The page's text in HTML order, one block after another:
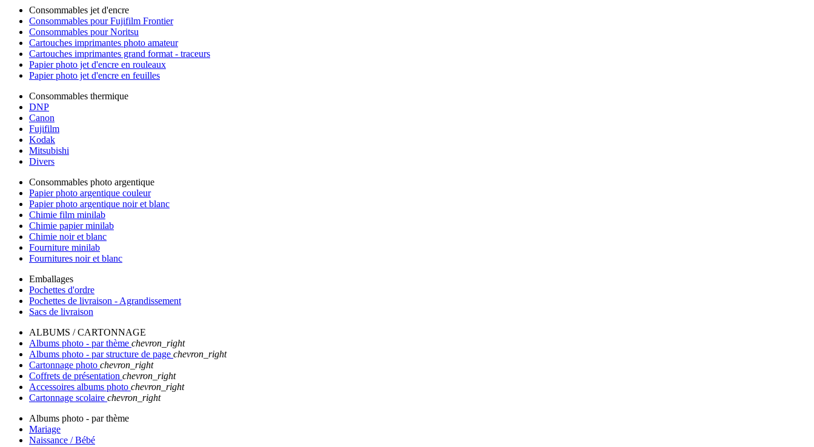
Consommables jet d'encre
Consommables pour Fujifilm Frontier
Consommables pour Noritsu
Cartouches imprimantes photo amateur
Cartouches imprimantes grand format - traceurs
Papier photo jet d'encre en rouleaux
Papier photo jet d'encre en feuilles
Consommables thermique
DNP
Canon
Fujifilm
Kodak
Mitsubishi
Divers
Consommables photo argentique
Papier photo argentique couleur
Papier photo argentique noir et blanc
Chimie film minilab
Chimie papier minilab
Chimie noir et blanc
Fourniture minilab
Fournitures noir et blanc
Emballages
Pochettes d'ordre
Pochettes de livraison - Agrandissement
Sacs de livraison
ALBUMS / CARTONNAGE
Albums photo - par thème chevron_right
Albums photo - par structure de page chevron_right
Cartonnage photo chevron_right
Coffrets de présentation chevron_right
Accessoires albums photo chevron_right
Cartonnage scolaire chevron_right
Albums photo - par thème
Mariage
Naissance / Bébé